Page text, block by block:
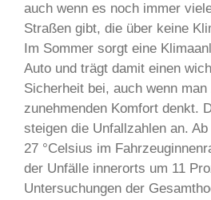
auch wenn es noch immer
Straßen gibt, die über keine
Im Sommer sorgt eine
Auto und trägt damit einen
Sicherheit bei, auch wenn
zunehmenden Komfort denkt.
steigen die Unfallzahlen an.
27 °Celsius im
der Unfälle innerorts um 11
Untersuchungen der